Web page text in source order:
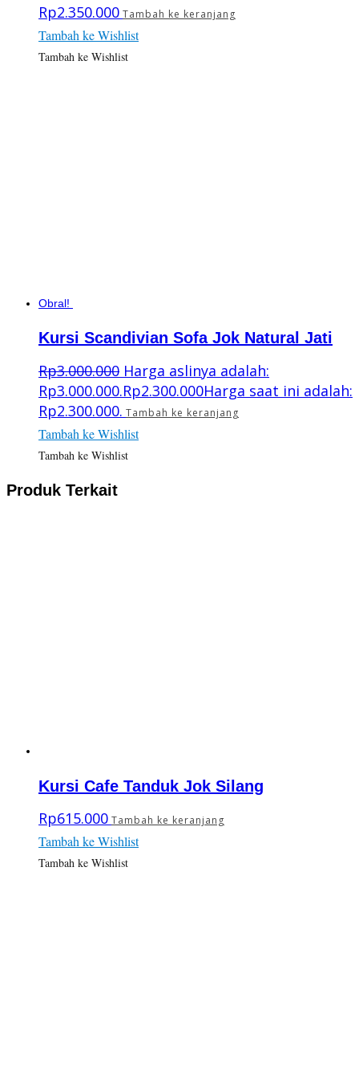
Rp2.350.000 Tambah ke keranjang
Tambah ke Wishlist
Tambah ke Wishlist
Obral!
Kursi Scandivian Sofa Jok Natural Jati
Rp3.000.000 Harga aslinya adalah:
Rp3.000.000.Rp2.300.000Harga saat ini adalah:
Rp2.300.000. Tambah ke keranjang
Tambah ke Wishlist
Tambah ke Wishlist
Produk Terkait
Kursi Cafe Tanduk Jok Silang
Rp615.000 Tambah ke keranjang
Tambah ke Wishlist
Tambah ke Wishlist